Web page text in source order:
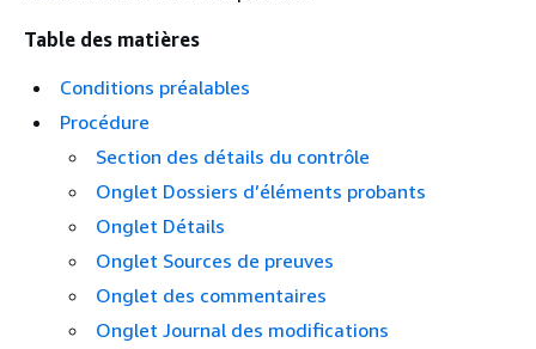
Table des matières
Conditions préalables
Procédure
Section des détails du contrôle
Onglet Dossiers d’éléments probants
Onglet Détails
Onglet Sources de preuves
Onglet des commentaires
Onglet Journal des modifications